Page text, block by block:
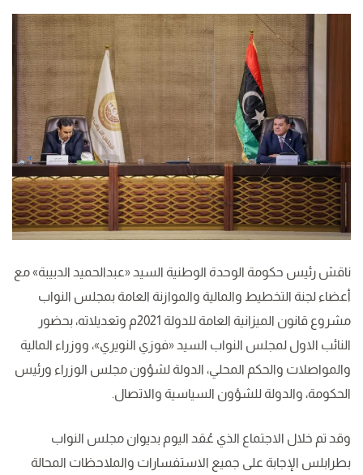
ناقش رئيس حكومة الوحدة الوطنية السيد «عبدالحميد الدبيبة» مع
أعضاء لجنة التخطيط والمالية والموازنة العامة بمجلس النواب
مشروع قانون الميزانية العامة للدولة 2021م وتعديلاته، بحضور
النائب الاول لمجلس النواب السيد «فوزي النويري»، ووزراء المالية
والمواصلات والحكم المحلي، الدولة لشؤون مجلس الوزراء ورئيس
الحكومة، والدولة للشؤون السياسية والاتصال.
وقد تم خلال الاجتماع الذي عُقد اليوم بديوان مجلس النواب
بطرابلس الإجابة على جميع الاستفسارات والملاحظات المحالة